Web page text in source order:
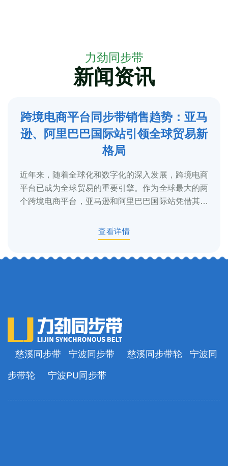
力劲同步带
新闻资讯
5
2025-3
跨境电商平台同步带销售趋势：亚马
逊、阿里巴巴国际站引领全球贸易新
格局
近年来，随着全球化和数字化的深入发展，跨境电商
平台已成为全球贸易的重要引擎。作为全球最大的两
个跨境电商平台，亚马逊和阿里巴巴国际站凭借其庞
查看详情
慈溪同步带 宁波同步带 慈溪同步带轮 宁波同
步带轮 宁波PU同步带